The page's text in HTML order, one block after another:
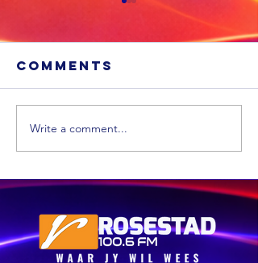
Xhariep kry
eers in 2031 'n
nuwe
munisipaliteit
Comments
Write a comment...